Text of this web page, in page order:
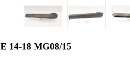
14-18 MG08/15